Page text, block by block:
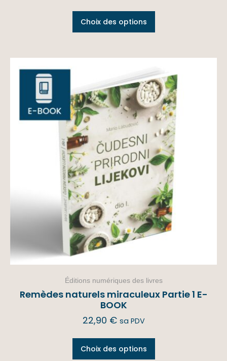
Choix des options
Éditions numériques des livres
Remèdes naturels miraculeux Partie 1 E-
BOOK
22,90 € sa PDV
Choix des options